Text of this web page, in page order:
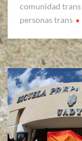
comunidad trans
personas trans